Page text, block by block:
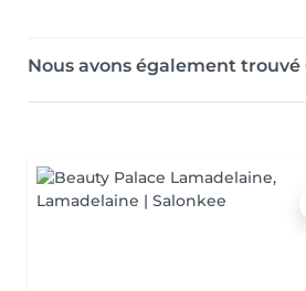
Nous avons également